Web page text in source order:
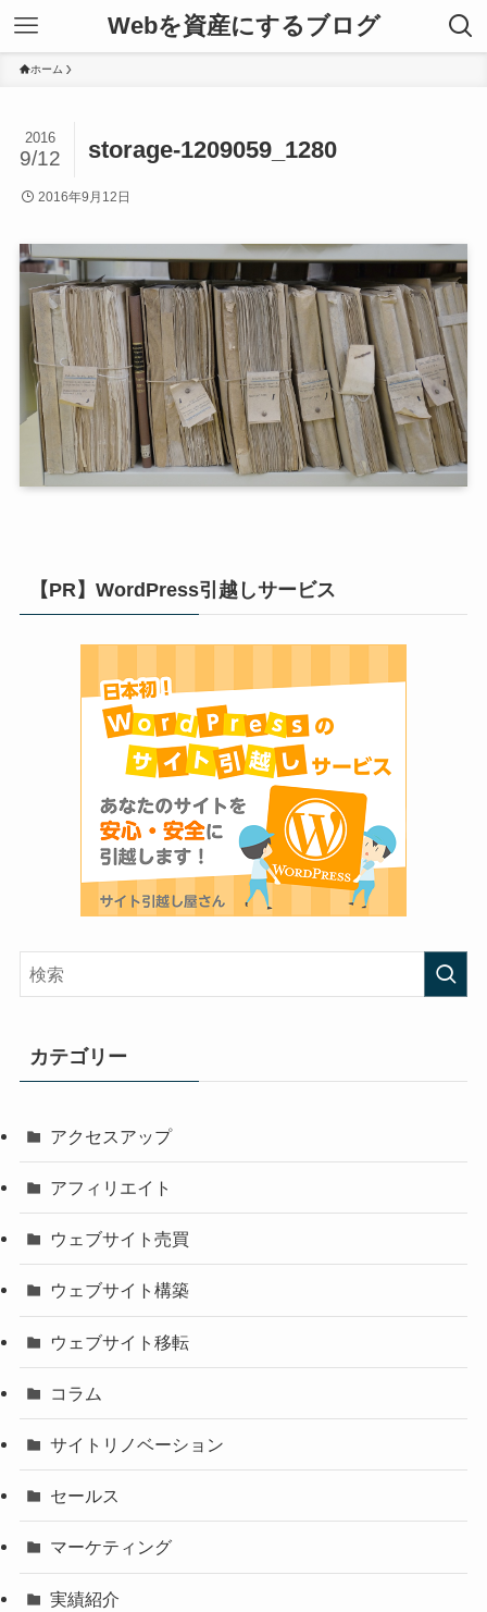
Webを資産にするブログ
ホーム
storage-1209059_1280
2016
9/12
2016年9月12日
【PR】WordPress引越しサービス
カテゴリー
アクセスアップ
アフィリエイト
ウェブサイト売買
ウェブサイト構築
ウェブサイト移転
コラム
サイトリノベーション
セールス
マーケティング
実績紹介